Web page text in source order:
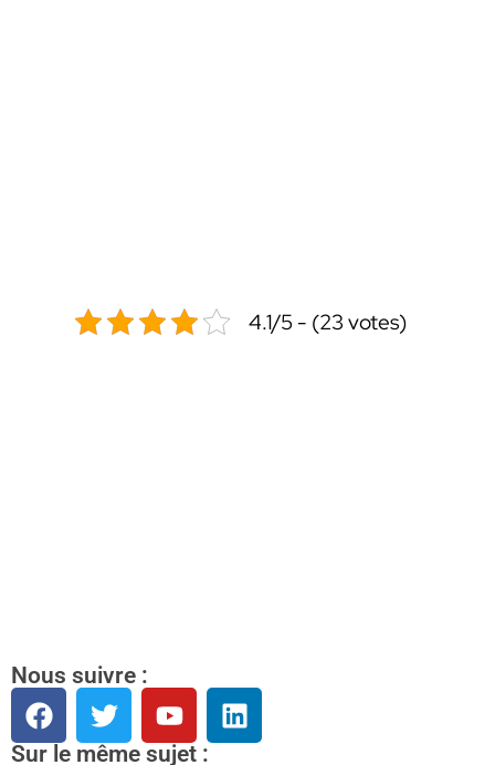
4.1/5 - (23 votes)
Nous suivre :
Sur le même sujet :